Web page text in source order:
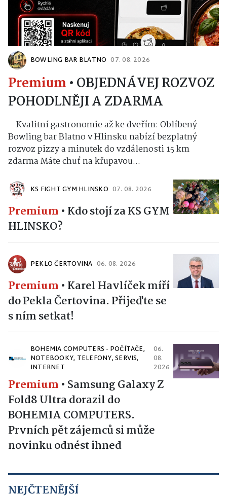
BOWLING BAR BLATNO 07. 08. 2026
Premium • OBJEDNÁVEJ ROZVOZ
POHODLNĚJI A ZDARMA
Kvalitní gastronomie až ke dveřím: Oblíbený
Bowling bar Blatno v Hlinsku nabízí bezplatný
rozvoz pizzy a minutek do vzdálenosti 15 km
zdarma Máte chuť na křupavou...
KS FIGHT GYM HLINSKO 07. 08. 2026
Premium • Kdo stojí za KS GYM
HLINSKO?
PEKLO ČERTOVINA 06. 08. 2026
Premium • Karel Havlíček míří
do Pekla Čertovina. Přijeďte se
s ním setkat!
BOHEMIA COMPUTERS - POČÍTAČE,
NOTEBOOKY, TELEFONY, SERVIS,
INTERNET
06.
08.
2026
Premium • Samsung Galaxy Z
Fold8 Ultra dorazil do
BOHEMIA COMPUTERS.
Prvních pět zájemců si může
novinku odnést ihned
NEJČTENĚJŠÍ